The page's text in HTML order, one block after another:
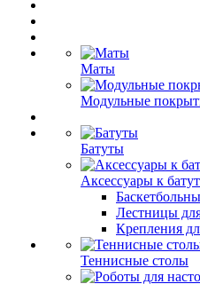
Маты
Модульные
Батуты
Аксессуары к
Лестницы
Крепления
Теннисные столы